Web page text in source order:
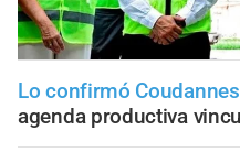
Lo confirmó Coudannes
agenda productiva